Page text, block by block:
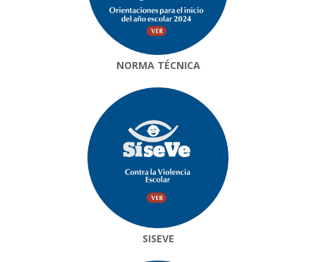
NORMA TÉCNICA
SISEVE